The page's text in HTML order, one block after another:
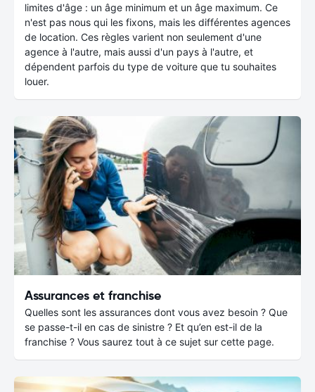
limites d'âge : un âge minimum et un âge maximum. Ce
n'est pas nous qui les fixons, mais les différentes agences
de location. Ces règles varient non seulement d'une
agence à l'autre, mais aussi d'un pays à l'autre, et
dépendent parfois du type de voiture que tu souhaites
louer.
Assurances et franchise
Quelles sont les assurances dont vous avez besoin ? Que
se passe-t-il en cas de sinistre ? Et qu’en est-il de la
franchise ? Vous saurez tout à ce sujet sur cette page.